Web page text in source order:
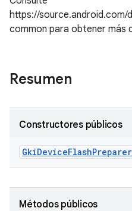
https://
common para obtener más
Resumen
Constructores públicos
GkiDeviceFlashPreparer
Métodos públicos